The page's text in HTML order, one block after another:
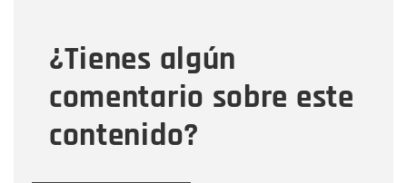
¿Tienes algún
comentario sobre este
contenido?
Mensaje